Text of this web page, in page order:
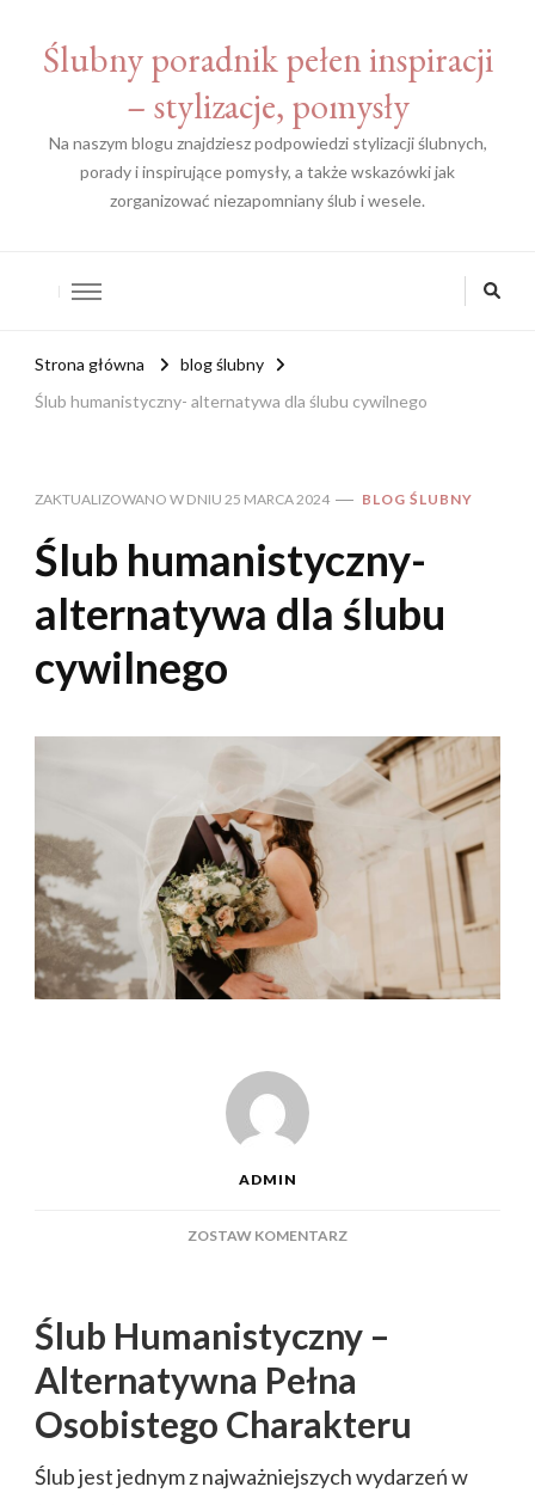
Ślubny poradnik pełen inspiracji
– stylizacje, pomysły
Na naszym blogu znajdziesz podpowiedzi stylizacji ślubnych,
porady i inspirujące pomysły, a także wskazówki jak
zorganizować niezapomniany ślub i wesele.
Strona główna
blog ślubny
Ślub humanistyczny- alternatywa dla ślubu cywilnego
ZAKTUALIZOWANO W DNIU 25 MARCA 2024 BLOG ŚLUBNY
Ślub humanistyczny-
alternatywa dla ślubu
cywilnego
ADMIN
ZOSTAW KOMENTARZDO
DLA
ŚLUBU
CYWILNEGO
Ślub Humanistyczny –
Alternatywna Pełna
Osobistego Charakteru
Ślub jest jednym z najważniejszych wydarzeń w